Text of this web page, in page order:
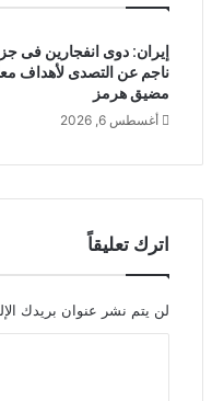
إيران: دوى انفجارين فى
ناجم عن التصدى لأهداف
مضيق هرمز
أغسطس 6, 2026
اترك تعليقاً
لن يتم نشر عنوان بريدك